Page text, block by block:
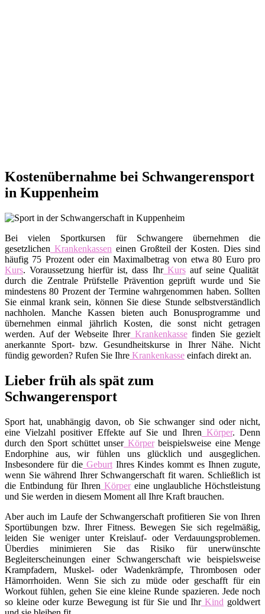
Kostenübernahme bei Schwangerensport
in Kuppenheim
Bei vielen Sportkursen für Schwangere übernehmen die
gesetzlichen Krankenkassen einen Großteil der Kosten. Dies sind
häufig 75 Prozent oder ein Maximalbetrag von etwa 80 Euro pro
Kurs. Voraussetzung hierfür ist, dass IhrKursauf seine Qualität
durch die Zentrale Prüfstelle Prävention geprüft wurde und Sie
mindestens 80 Prozent der Termine wahrgenommen haben. Sollten
Sie einmal krank sein, können Sie diese Stunde selbstverständlich
nachholen. Manche Kassen bieten auch Bonusprogramme und
übernehmen einmal jährlich Kosten, die sonst nicht getragen
werden. Auf der Webseite IhrerKrankenkassefinden Sie gezielt
anerkannte Sport- bzw. Gesundheitskurse in Ihrer Nähe. Nicht
fündig geworden? Rufen Sie Ihre Krankenkasse einfach direkt an.
Lieber früh als spät zum
Schwangerensport
Sport hat, unabhängig davon, ob Sie schwanger sind oder nicht,
eine Vielzahl positiver Effekte auf Sie und Ihren Körper. Denn
durch den Sport schüttet unserKörperbeispielsweise eine Menge
Endorphine aus, wir fühlen uns glücklich und ausgeglichen.
Insbesondere für dieGeburtIhres Kindes kommt es Ihnen zugute,
wenn Sie während Ihrer Schwangerschaft fit waren. Schließlich ist
die Entbindung für Ihren Körpereine unglaubliche Höchstleistung
und Sie werden in diesem Moment all Ihre Kraft brauchen.
Aber auch im Laufe der Schwangerschaft profitieren Sie von Ihren
Sportübungen bzw. Ihrer Fitness. Bewegen Sie sich regelmäßig,
leiden Sie weniger unter Kreislauf- oder Verdauungsproblemen.
Überdies minimieren Sie das Risiko für unerwünschte
Begleiterscheinungen einer Schwangerschaft wie beispielsweise
Krampfadern, Muskel- oder Wadenkrämpfe, Thrombosen oder
Hämorrhoiden. Wenn Sie sich zu müde oder geschafft für ein
Workout fühlen, gehen Sie eine kleine Runde spazieren. Jede noch
so kleine oder kurze Bewegung ist für Sie und IhrKind goldwert